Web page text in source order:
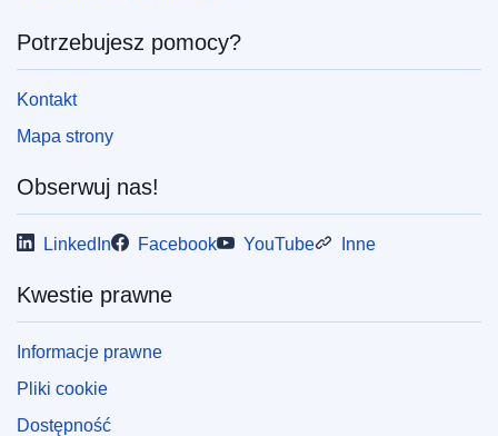
Potrzebujesz pomocy?
Kontakt
Mapa strony
Obserwuj nas!
LinkedIn Facebook YouTube Inne
Kwestie prawne
Informacje prawne
Pliki cookie
Dostępność